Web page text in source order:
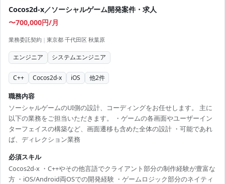
Cocos2d-x／ソーシャルゲーム開発案件・求人
〜700,000円/月
業務委託契約 | 東京都 千代田区 秋葉原
エンジニア システムエンジニア
C++ Cocos2d-x iOS 他2件
職務内容
ソーシャルゲームのUI側の設計、コーディングをお任せします。 主に
以下の業務をご担当いただきます。 ・ゲームの各画面やユーザーイン
ターフェイスの構築など、画面遷移も含めた全体の設計 ・可能であれ
ば、ディレクション業務
必須スキル
Cocos2d-x ・C++やその他言語でクライアント部分の制作経験が豊富な
方 ・iOS/Android両OSでの開発経験 ・ゲームロジック部分のネイティ